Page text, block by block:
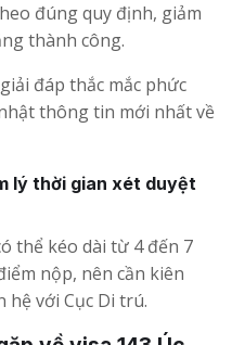
đúng quy định, giảm
thành công.
đáp thắc mắc phức
thông tin mới nhất về
lý thời gian xét duyệt
thể kéo dài từ 4 đến 7
nộp, nên cần kiên
hệ với Cục Di trú.